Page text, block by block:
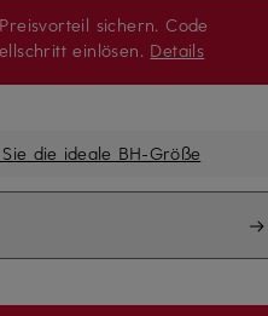
sichern. Code
einlösen. Details
die ideale BH-Größe